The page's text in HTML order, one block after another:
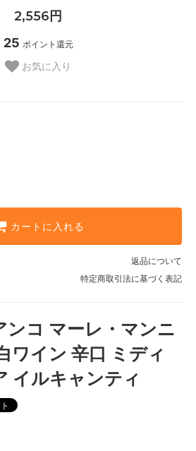
2,556円
25 ポイント還元
お気に入り
カートに入れる
返品について
特定商取引法に基づく表記
ンコ マーレ・マンニ
ワイン 辛口 ミディ
イルキャンティ